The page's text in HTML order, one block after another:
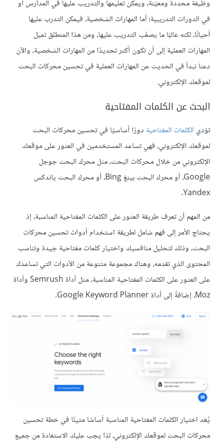
وظيفة محددة ومعيّنة، ويمكن تعليمها والتدريب عليها في المدارس أو
في الدورات التدريبية؛ أما المهارات الشخصية، فيمكن التدرب عليها
أحيانًا، لكنه غالبًا ما يصعُب التدريب عليها، ومن هذا المنطلق تميل
المهارات العملية إلى أن تكون أكثر تحديدًا من المهارات الشخصية، والآن
دعنا نبدأ في الحديث عن المهارات العملية في تحسين محركات البحث
لموقعك الإلكتروني.
البحث عن الكلمات المفتاحية
تؤدي الكلمات المفتاحية دورًا أساسيًا في تحسين محركات البحث
لموقعك الإلكتروني، فهي تساعد المستخدمين في العثور على موقعك
الإلكتروني من خلال محركات البحث، مثل محرك البحث جوجل
Google، أو محرك البحث بينغ Bing، أو محرك البحث ياندكس
Yandex.
من المهم أن تعرف طريقة العثور على الكلمات المفتاحية المناسبة، إذ
يحتاج الأمر إلى فهم شامل لطريقة استخدام أدوات تحسين محركات
البحث، وذلك لتحليل منافسيك واختيار كلمات مفتاحية جيدة وتناسب
المحتوى الذي تقدمه، وهناك مجموعة متنوعة من الأدوات التي تساعدك
على العثور على الكلمات المفتاحية المناسبة، مثل أداة Semrush وأداة
Moz، إضافةً إلى أداة Google Keyword Planner.
يُعَد اختيار الكلمات المفتاحية المناسبة أساسًا متينًا في خطة تحسين
محركات البحث لموقعك الإلكتروني، لذا يجب عليك الاستفادة من جميع